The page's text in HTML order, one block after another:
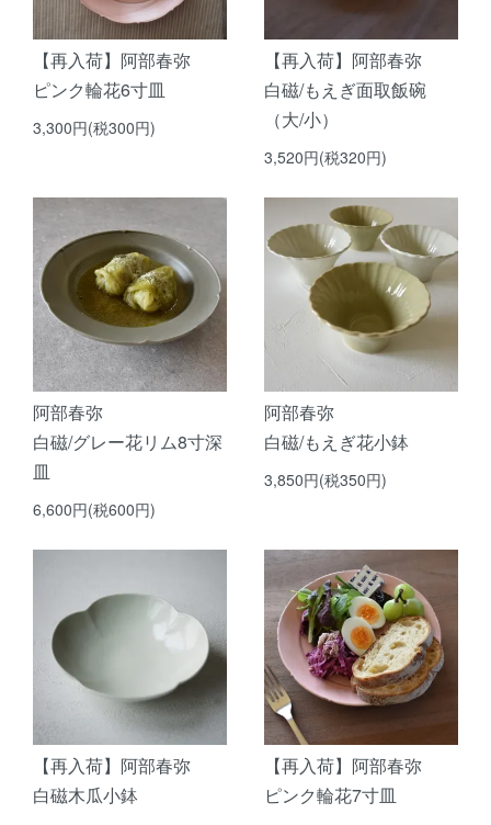
【再入荷】阿部春弥
ピンク輪花6寸皿
3,300円(税300円)
【再入荷】阿部春弥
白磁/もえぎ面取飯碗
（大/小）
3,520円(税320円)
阿部春弥
白磁/グレー花リム8寸深
皿
6,600円(税600円)
阿部春弥
白磁/もえぎ花小鉢
3,850円(税350円)
【再入荷】阿部春弥
白磁木瓜小鉢
【再入荷】阿部春弥
ピンク輪花7寸皿